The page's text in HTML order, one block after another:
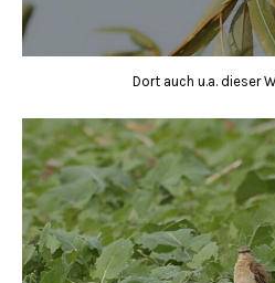
Dort auch u.a. dieser